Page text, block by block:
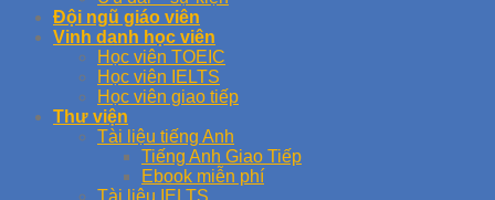
Đội ngũ giáo viên
Vinh danh học viên
Học viên TOEIC
Học viên IELTS
Học viên giao tiếp
Thư viện
Tài liệu tiếng Anh
Tiếng Anh Giao Tiếp
Ebook miễn phí